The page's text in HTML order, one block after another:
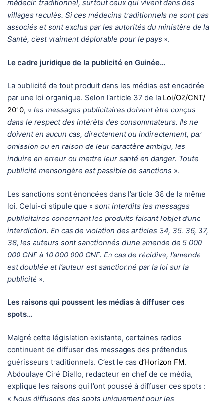
médecin traditionnel, surtout ceux qui vivent dans des
villages reculés. Si ces médecins traditionnels ne sont pas
associés et sont exclus par les autorités du ministère de la
Santé, c’est vraiment déplorable pour le pays ».
Le cadre juridique de la publicité en Guinée…
La publicité de tout produit dans les médias est encadrée
par une loi organique. Selon l’article 37 de la Loi/O2/CNT/
2010, « les messages publicitaires doivent être conçus
dans le respect des intérêts des consommateurs. Ils ne
doivent en aucun cas, directement ou indirectement, par
omission ou en raison de leur caractère ambigu, les
induire en erreur ou mettre leur santé en danger. Toute
publicité mensongère est passible de sanctions ».
Les sanctions sont énoncées dans l’article 38 de la même
loi. Celui-ci stipule que « sont interdits les messages
publicitaires concernant les produits faisant l’objet d’une
interdiction. En cas de violation des articles 34, 35, 36, 37,
38, les auteurs sont sanctionnés d’une amende de 5 000
000 GNF à 10 000 000 GNF. En cas de récidive, l’amende
est doublée et l’auteur est sanctionné par la loi sur la
publicité ».
Les raisons qui poussent les médias à diffuser ces
spots…
Malgré cette législation existante, certaines radios
continuent de diffuser des messages des prétendus
guérisseurs traditionnels. C’est le cas d’Horizon FM.
Abdoulaye Ciré Diallo, rédacteur en chef de ce média,
explique les raisons qui l’ont poussé à diffuser ces spots :
« Nous diffusons des spots uniquement pour les